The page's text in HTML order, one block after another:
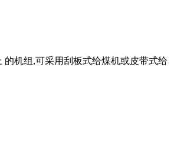
机组,可采用刮板式给煤机或皮带式给